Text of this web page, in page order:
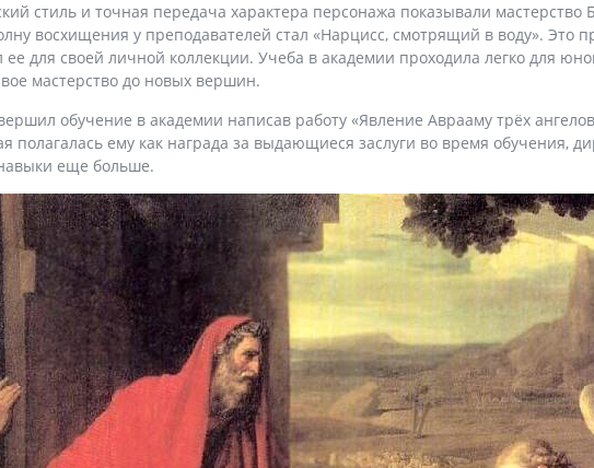
стиль и точная передача характера персонажа показывали
восхищения у преподавателей стал «Нарцисс, смотрящий в воду». Это
для своей личной коллекции. Учеба в академии проходила легко для
мастерство до новых вершин.
обучение в академии написав работу «Явление Аврааму трёх
полагалась ему как награда за выдающиеся заслуги во время обучения,
еще больше.